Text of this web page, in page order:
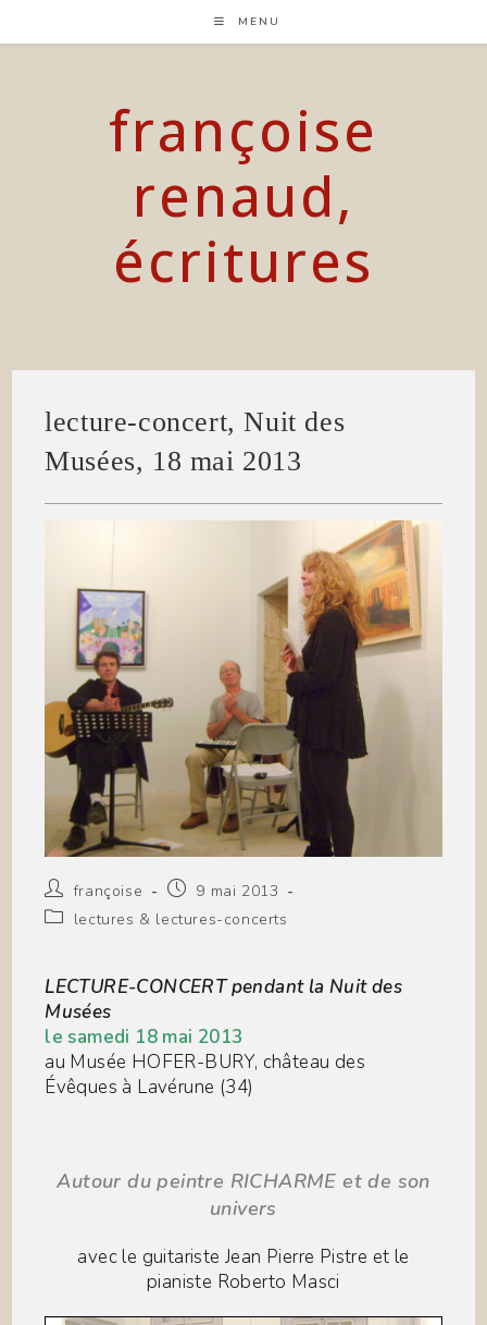
content
MENU
françoise
renaud,
écritures
lecture-concert, Nuit des
Musées, 18 mai 2013
Auteur/autrice
de
la
françoise
Publication
9 mai 2013
Postlectures & lectures-concerts
LECTURE-CONCERT pendant la Nuit des
Musées
le samedi 18 mai 2013
au Musée HOFER-BURY, château des
Évêques à Lavérune (34)
Autour du peintre RICHARME et de son
univers
avec le guitariste Jean Pierre Pistre et le
pianiste Roberto Masci